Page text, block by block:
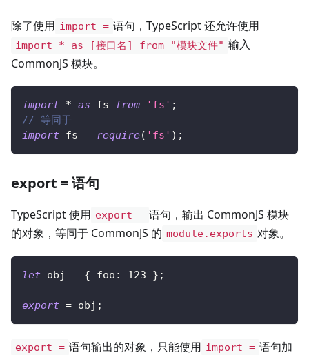
除了使用 import = 语句，TypeScript 还允许使用
import * as [接口名] from "模块文件" 输入
CommonJS 模块。
import * as fs from 'fs' ;
// 等同于
import fs = require( 'fs' ) ;
export = 语句
TypeScript 使用 export = 语句，输出 CommonJS 模块
的对象，等同于 CommonJS 的 module.exports 对象。
let obj = { foo : 123 } ;
export = obj ;
export = 语句输出的对象，只能使用 import = 语句加